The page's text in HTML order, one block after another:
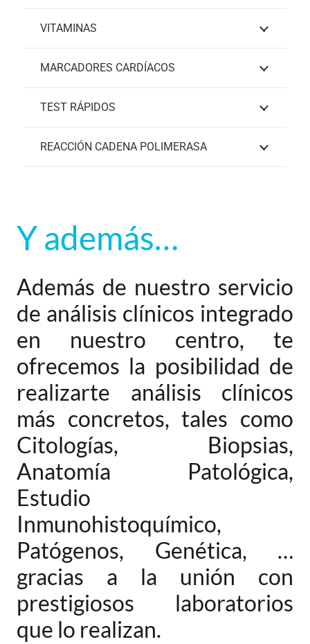
VITAMINAS
MARCADORES CARDÍACOS
TEST RÁPIDOS
REACCIÓN CADENA POLIMERASA
Y además…
Además de nuestro servicio
de análisis clínicos integrado
en nuestro centro, te
ofrecemos la posibilidad de
realizarte análisis clínicos
más concretos, tales como
Citologías, Biopsias,
Anatomía Patológica,
Estudio
Inmunohistoquímico,
Patógenos, Genética, …
gracias a la unión con
prestigiosos laboratorios
que lo realizan.